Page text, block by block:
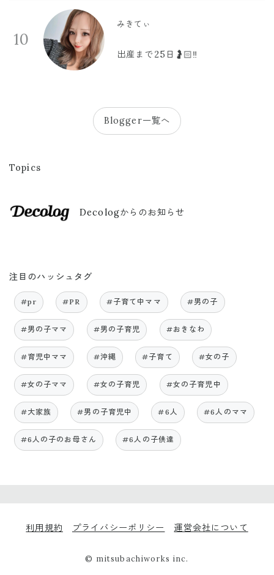
10
みきてぃ
出産まで25日🤰🏻‼️
Blogger一覧へ
Topics
Decologからのお知らせ
注目のハッシュタグ
#pr #PR #子育て中ママ #男の子
#男の子ママ #男の子育児 #おきなわ
#育児中ママ #沖縄 #子育て #女の子
#女の子ママ #女の子育児 #女の子育児中
#大家族 #男の子育児中 #6人 #6人のママ
#6人の子のお母さん #6人の子供達
利用規約 プライバシーポリシー 運営会社について
© mitsubachiworks inc.